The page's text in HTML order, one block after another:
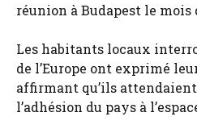
réunion à Budapest le mois
Les habitants locaux
de l’Europe ont exprimé
affirmant qu’ils
l’adhésion du pays à